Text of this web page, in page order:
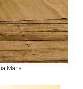
Maria